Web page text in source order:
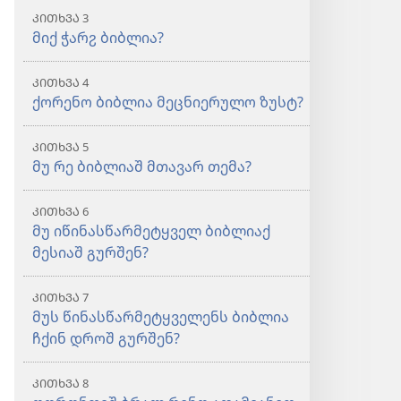
ᲙᲘᲗᲮᲕᲐ 3
მიქ ჭარჷ ბიბლია?
ᲙᲘᲗᲮᲕᲐ 4
ქორენო ბიბლია მეცნიერულო ზუსტ?
ᲙᲘᲗᲮᲕᲐ 5
მუ რე ბიბლიაშ მთავარ თემა?
ᲙᲘᲗᲮᲕᲐ 6
მუ იწინასწარმეტყველ ბიბლიაქ
მესიაშ გურშენ?
ᲙᲘᲗᲮᲕᲐ 7
მუს წინასწარმეტყველენს ბიბლია
ჩქინ დროშ გურშენ?
ᲙᲘᲗᲮᲕᲐ 8